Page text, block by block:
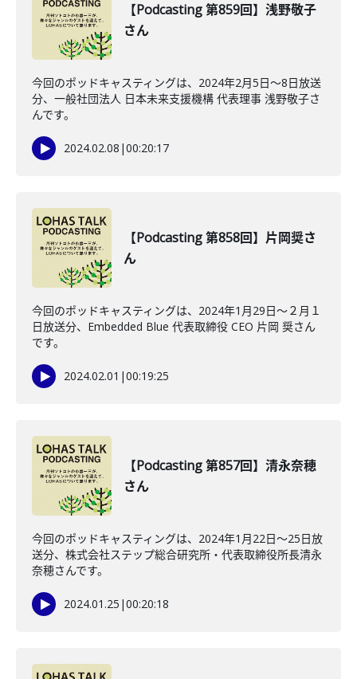
【Podcasting 第859回】浅野敬子
さん
今回のポッドキャスティングは、2024年2月5日〜8日放送
分、一般社団法人 日本未来支援機構 代表理事 浅野敬子さ
んです。
2024.02.08 |00:20:17
【Podcasting 第858回】片岡奨さ
ん
今回のポッドキャスティングは、2024年1月29日〜２月１
日放送分、Embedded Blue 代表取締役 CEO 片岡 奨さん
です。
2024.02.01 |00:19:25
【Podcasting 第857回】清永奈穂
さん
今回のポッドキャスティングは、2024年1月22日〜25日放
送分、株式会社ステップ総合研究所・代表取締役所長清永
奈穂さんです。
2024.01.25 |00:20:18